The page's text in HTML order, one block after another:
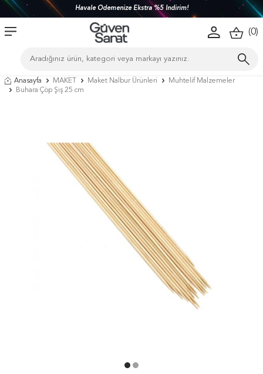
Havale Ödemenize Ekstra %5 İndirim!
(0)
Anasayfa MAKET Maket Nalbur Ürünleri
Muhtelif Malzemeler
Buhara Çöp Şiş 25 cm